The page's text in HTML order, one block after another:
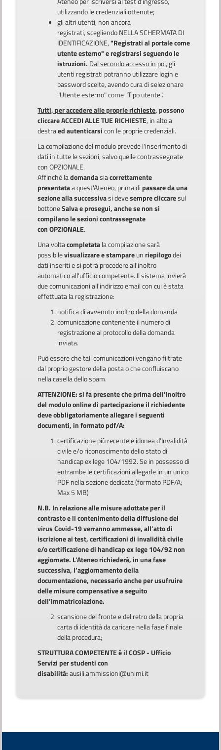
utilizzando le credenziali ottenute;
gli altri utenti, non ancora
registrati, scegliendo NELLA SCHERMATA DI
IDENTIFICAZIONE,"Registrati al portale come
utente esterno" e registrarsi seguendo le
istruzioni. Dal secondo accesso in poi,gli
utenti registrati potranno utilizzare login e
password scelte, avendo cura di selezionare
"Utente esterno" come "Tipo utente".
Tutti, per accedere alle proprie richieste, possono
cliccare ACCEDI ALLE TUE RICHIESTE, in alto a
destraed autenticarsicon le proprie credenziali.
La compilazione del modulo prevede l'inserimento di
dati in tutte le sezioni, salvo quelle contrassegnate
con OPZIONALE.
Affinché ladomandasiacorrettamente
presentataa quest'Ateneo, prima dipassare da una
sezione alla successivasi devesempre cliccaresul
bottoneSalva e prosegui, anche se non si
compilano le sezioni contrassegnate
con OPZIONALE.
Una voltacompletatala compilazione sarà
possibilevisualizzare e stampareunriepilogodei
dati inseriti e si potrà procedere all'inoltro
automatico all'ufficio competente. Il sistema invierà
due comunicazioni all'indirizzo email con cui è stata
effettuata la registrazione:
notifica di avvenuto inoltro della domanda
comunicazione contenente il numero di
registrazione al protocollo della domanda
inviata.
Può essere che tali comunicazioni vengano filtrate
dal proprio gestore della posta o che confluiscano
nella casella dello spam.
ATTENZIONE: si fa presente che prima dell’inoltro
del modulo online di partecipazione il richiedente
deve obbligatoriamente allegare i seguenti
documenti, in formato pdf/A:
certificazione più recente e idonea d’Invalidità
civile e/o riconoscimento dello stato di
handicap ex lege 104/1992. Se in possesso di
entrambe le certificazioni allegarle in un unico
PDF nella sezione dedicata (formato PDF/A;
Max 5 MB)
N.B. In relazione alle misure adottate per il
contrasto e il contenimento della diffusione del
virus Covid-19 verranno ammesse, all’atto di
iscrizione ai test, certificazioni di invalidità civile
e/o certificazione di handicap ex lege 104/92 non
aggiornate. L’Ateneo richiederà, in una fase
successiva, l’aggiornamento della
documentazione, necessario anche per usufruire
delle misure compensative a seguito
dell’immatricolazione.
scansione del fronte e del retro della propria
carta di identità da caricare nella fase finale
della procedura;
STRUTTURA COMPETENTE è il COSP - Ufficio
Servizi per studenti con
disabilità:ausili.ammissioni@unimi.it